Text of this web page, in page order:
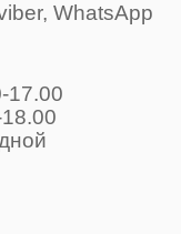
WhatsApp
17.00
выходной